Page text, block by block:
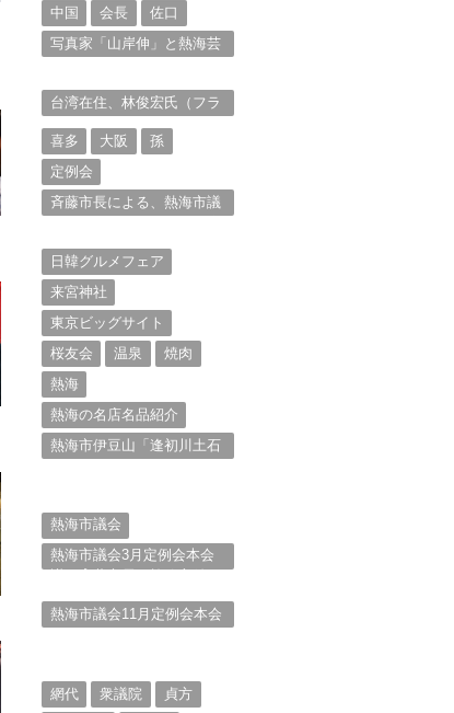
中国
会長
佐口
写真家「山岸伸」と熱海芸
台湾在住、林俊宏氏（フラ
喜多
大阪
孫
定例会
斉藤市長による、熱海市議
日韓グルメフェア
来宮神社
東京ビッグサイト
桜友会
温泉
焼肉
熱海
熱海の名店名品紹介
熱海市伊豆山「逢初川土石
熱海市議会
熱海市議会3月定例会本会
熱海市議会11月定例会本会
網代
衆議院
貞方